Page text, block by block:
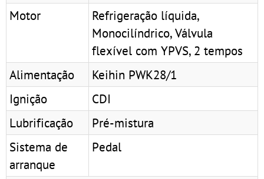
Motor
Refrigeração líquida,
Monocilíndrico, Válvula
flexível com YPVS, 2 tempos
Alimentação
Keihin PWK28/1
Ignição
CDI
Lubrificação
Pré-mistura
Sistema de
arranque
Pedal